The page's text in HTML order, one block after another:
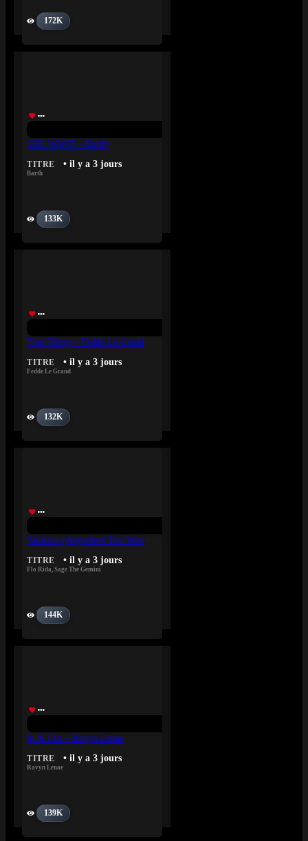
172K
SHE WANT – Barth
TITRE • il y a 3 jours
Barth
133K
That Thing – Fedde Le Grand
TITRE • il y a 3 jours
Fedde Le Grand
132K
TITRE • il y a 3 jours
Flo Rida, Sage The Gemini
144K
In & Out – Ravyn Lenae
TITRE • il y a 3 jours
Ravyn Lenae
139K